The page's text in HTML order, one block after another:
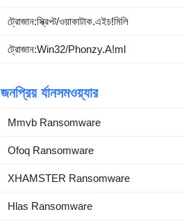
ট্রোজান:স্ক্রিপ্ট/ওয়াকাটাক.এইচ!মিলি
ট্রোজান:Win32/Phonzy.A!ml
জনপ্রিয় র্যানসমওয়্যার
Mmvb Ransomware
Ofoq Ransomware
XHAMSTER Ransomware
Hlas Ransomware